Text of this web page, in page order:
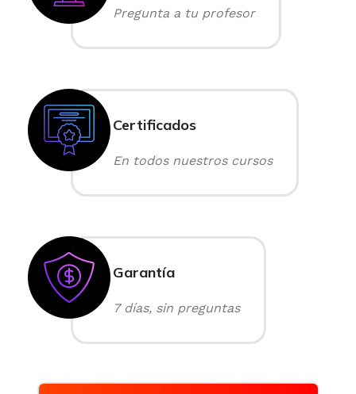
Pregunta a tu profesor
Certificados
En todos nuestros cursos
Garantía
7 días, sin preguntas